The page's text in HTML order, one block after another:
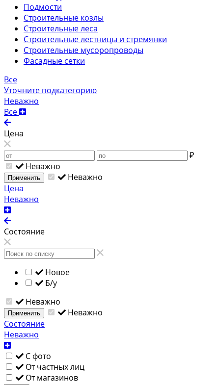
Подмости
Строительные козлы
Строительные леса
Строительные лестницы и стремянки
Строительные мусоропроводы
Фасадные сетки
Все
Уточните подкатегорию
Неважно
Все
Цена
₽
Неважно
Применить
Неважно
Цена
Неважно
Состояние
Новое
Б/у
Неважно
Применить
Неважно
Состояние
Неважно
С фото
От частных лиц
От магазинов